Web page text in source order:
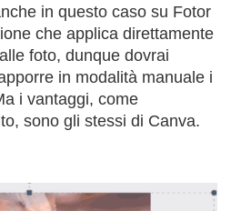
in questo caso su Fotor
che applica direttamente
foto, dunque dovrai
in modalità manuale i
i vantaggi, come
sono gli stessi di Canva.